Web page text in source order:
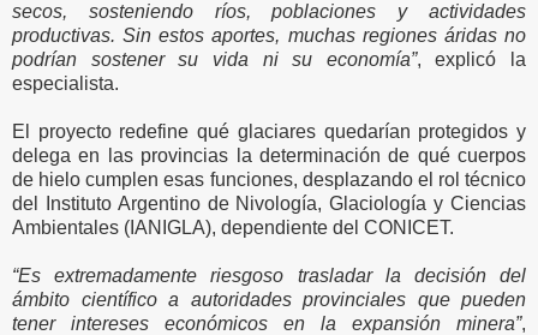
secos, sosteniendo ríos, poblaciones y actividades
productivas. Sin estos aportes, muchas regiones áridas no
podrían sostener su vida ni su economía”, explicó la
especialista.
El proyecto redefine qué glaciares quedarían protegidos y
delega en las provincias la determinación de qué cuerpos
de hielo cumplen esas funciones, desplazando el rol técnico
del Instituto Argentino de Nivología, Glaciología y Ciencias
Ambientales (IANIGLA), dependiente del CONICET.
“Es extremadamente riesgoso trasladar la decisión del
ámbito científico a autoridades provinciales que pueden
tener intereses económicos en la expansión minera”,